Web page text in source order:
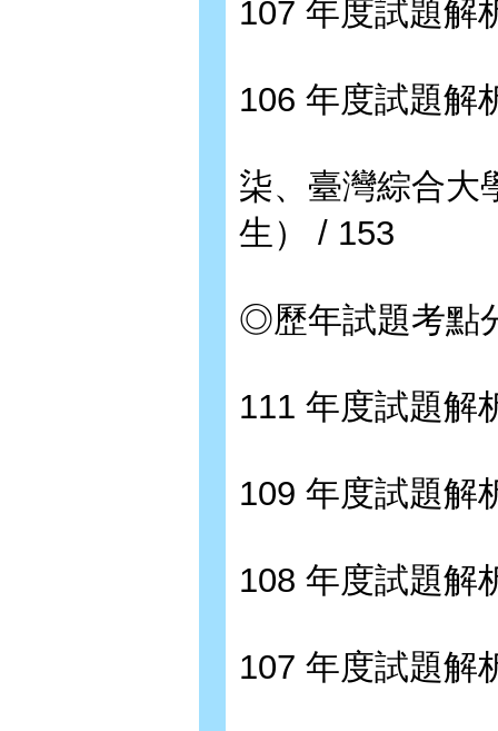
107 年度試題解
106 年度試題解
柒、臺灣綜合大
生） / 153
◎歷年試題考點
111 年度試題解
109 年度試題解
108 年度試題解
107 年度試題解